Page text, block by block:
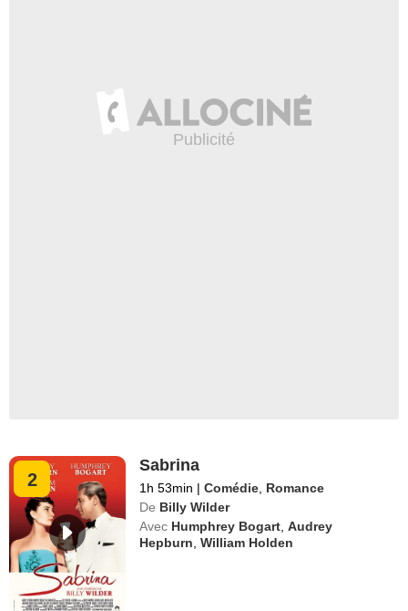
2
Sabrina
1h 53min | Comédie Romance
De Billy Wilder
Avec Humphrey Bogart ,Audrey
Hepburn ,William Holden